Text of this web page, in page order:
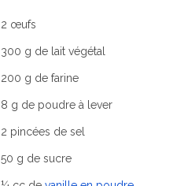
2 œufs
300 g de lait végétal
200 g de farine
8 g de poudre à lever
2 pincées de sel
50 g de sucre